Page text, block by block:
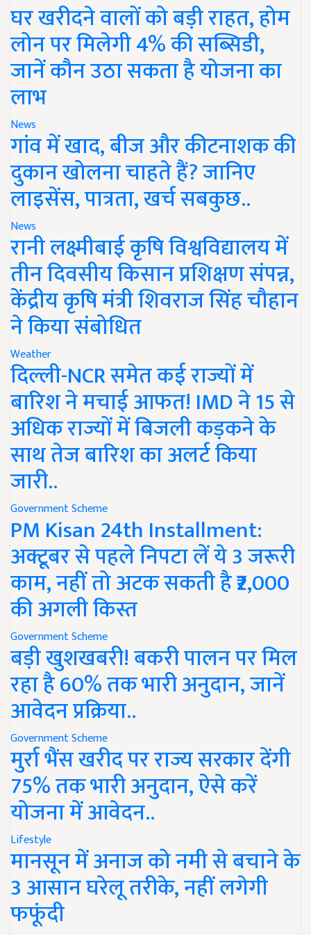
घर खरीदने वालों को बड़ी राहत, होम
लोन पर मिलेगी 4% की सब्सिडी,
जानें कौन उठा सकता है योजना का
लाभ
News
गांव में खाद, बीज और कीटनाशक की
दुकान खोलना चाहते हैं? जानिए
लाइसेंस, पात्रता, खर्च सबकुछ..
News
रानी लक्ष्मीबाई कृषि विश्वविद्यालय में
तीन दिवसीय किसान प्रशिक्षण संपन्न,
केंद्रीय कृषि मंत्री शिवराज सिंह चौहान
ने किया संबोधित
Weather
दिल्ली-NCR समेत कई राज्यों में
बारिश ने मचाई आफत! IMD ने 15 से
अधिक राज्यों में बिजली कड़कने के
साथ तेज बारिश का अलर्ट किया
जारी..
Government Scheme
PM Kisan 24th Installment:
अक्टूबर से पहले निपटा लें ये 3 जरूरी
काम, नहीं तो अटक सकती है ₹2,000
की अगली किस्त
Government Scheme
बड़ी खुशखबरी! बकरी पालन पर मिल
रहा है 60% तक भारी अनुदान, जानें
आवेदन प्रक्रिया..
Government Scheme
मुर्रा भैंस खरीद पर राज्य सरकार देंगी
75% तक भारी अनुदान, ऐसे करें
योजना में आवेदन..
Lifestyle
मानसून में अनाज को नमी से बचाने के
3 आसान घरेलू तरीके, नहीं लगेगी
फफूंदी